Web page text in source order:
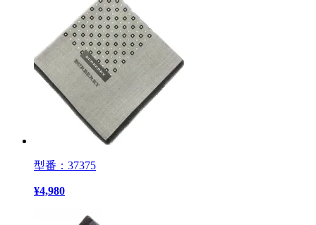
型番：37375
¥4,980